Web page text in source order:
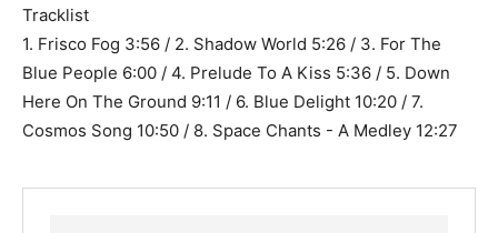
Tracklist
1. Frisco Fog 3:56 / 2. Shadow World 5:26 / 3. For The
Blue People 6:00 / 4. Prelude To A Kiss 5:36 / 5. Down
Here On The Ground 9:11 / 6. Blue Delight 10:20 / 7.
Cosmos Song 10:50 / 8. Space Chants - A Medley 12:27